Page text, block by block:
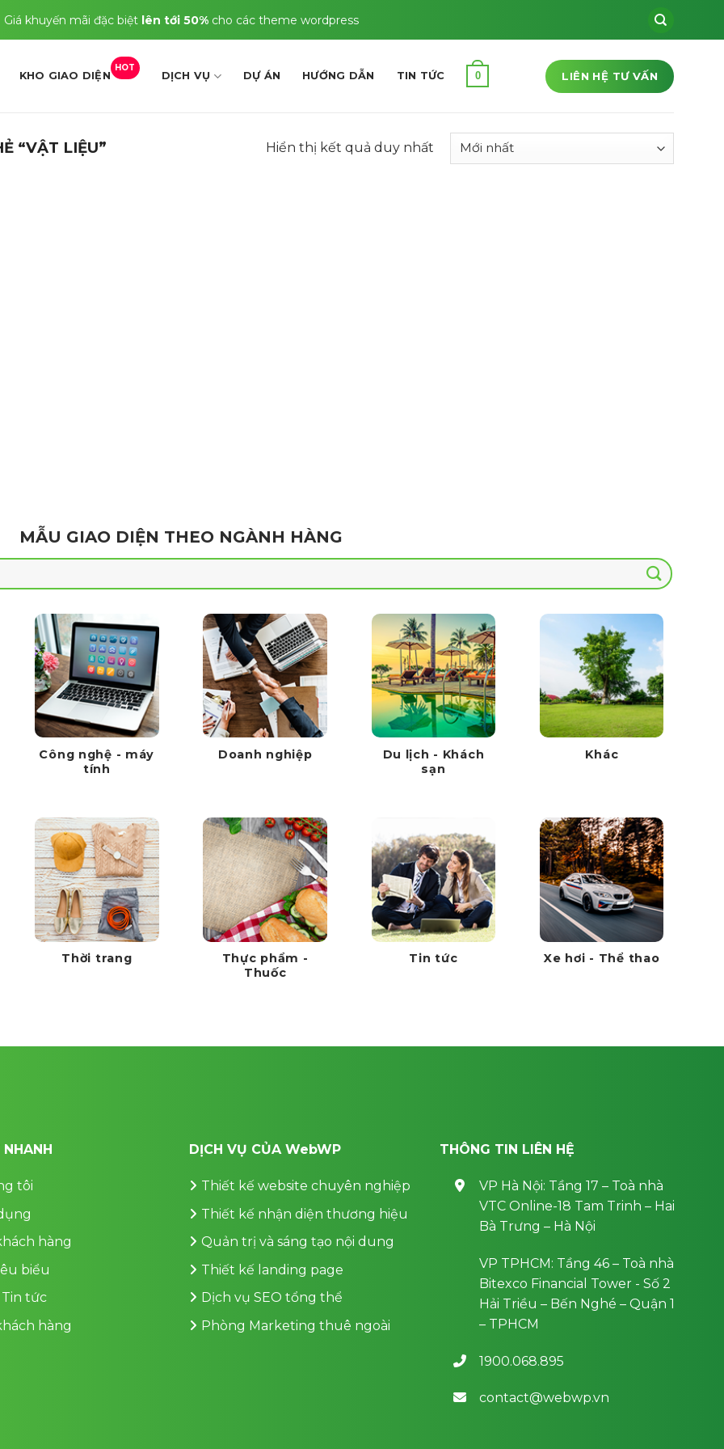
Giá khuyến mãi đặc biệt lên tới 50%cho các theme wordpress
KHO GIAO DIỆN
HOT
DỊCH VỤ DỰ ÁN HƯỚNG DẪN TIN TỨC 0 LIÊN HỆ TƯ VẤN
“VẬT LIỆU” Hiển thị kết quả duy nhất
MẪU GIAO DIỆN THEO NGÀNH HÀNG
Công nghệ - máy
tính
Doanh nghiệp
Du lịch - Khách
sạn
Khác
Thời trang
Thực phẩm -
Thuốc
Tin tức Xe hơi - Thể thao
tôi
hàng
biểu
Tin tức
hàng
DỊCH VỤ CỦA WebWP
Thiết kế website chuyên nghiệp
Thiết kế nhận diện thương hiệu
Quản trị và sáng tạo nội dung
Thiết kế landing page
Dịch vụ SEO tổng thể
Phòng Marketing thuê ngoài
THÔNG TIN LIÊN HỆ
VP Hà Nội: Tầng 17 – Toà nhà
VTC Online-18 Tam Trinh – Hai
Bà Trưng – Hà Nội
VP TPHCM: Tầng 46 – Toà nhà
Bitexco Financial Tower - Số 2
Hải Triều – Bến Nghé – Quận 1
– TPHCM
1900.068.895
contact@webwp.vn